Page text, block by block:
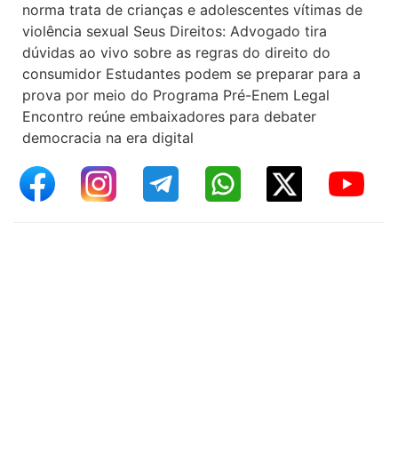
norma trata de crianças e adolescentes vítimas de
violência sexual Seus Direitos: Advogado tira
dúvidas ao vivo sobre as regras do direito do
consumidor Estudantes podem se preparar para a
prova por meio do Programa Pré-Enem Legal
Encontro reúne embaixadores para debater
democracia na era digital